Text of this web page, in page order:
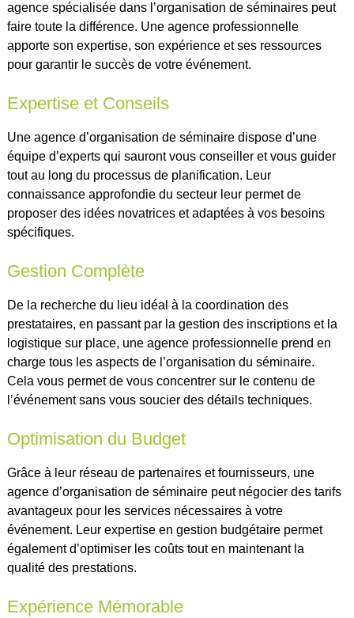
agence spécialisée dans l’organisation de séminaires peut
faire toute la différence. Une agence professionnelle
apporte son expertise, son expérience et ses ressources
pour garantir le succès de votre événement.
Expertise et Conseils
Une agence d’organisation de séminaire dispose d’une
équipe d’experts qui sauront vous conseiller et vous guider
tout au long du processus de planification. Leur
connaissance approfondie du secteur leur permet de
proposer des idées novatrices et adaptées à vos besoins
spécifiques.
Gestion Complète
De la recherche du lieu idéal à la coordination des
prestataires, en passant par la gestion des inscriptions et la
logistique sur place, une agence professionnelle prend en
charge tous les aspects de l’organisation du séminaire.
Cela vous permet de vous concentrer sur le contenu de
l’événement sans vous soucier des détails techniques.
Optimisation du Budget
Grâce à leur réseau de partenaires et fournisseurs, une
agence d’organisation de séminaire peut négocier des tarifs
avantageux pour les services nécessaires à votre
événement. Leur expertise en gestion budgétaire permet
également d’optimiser les coûts tout en maintenant la
qualité des prestations.
Expérience Mémorable